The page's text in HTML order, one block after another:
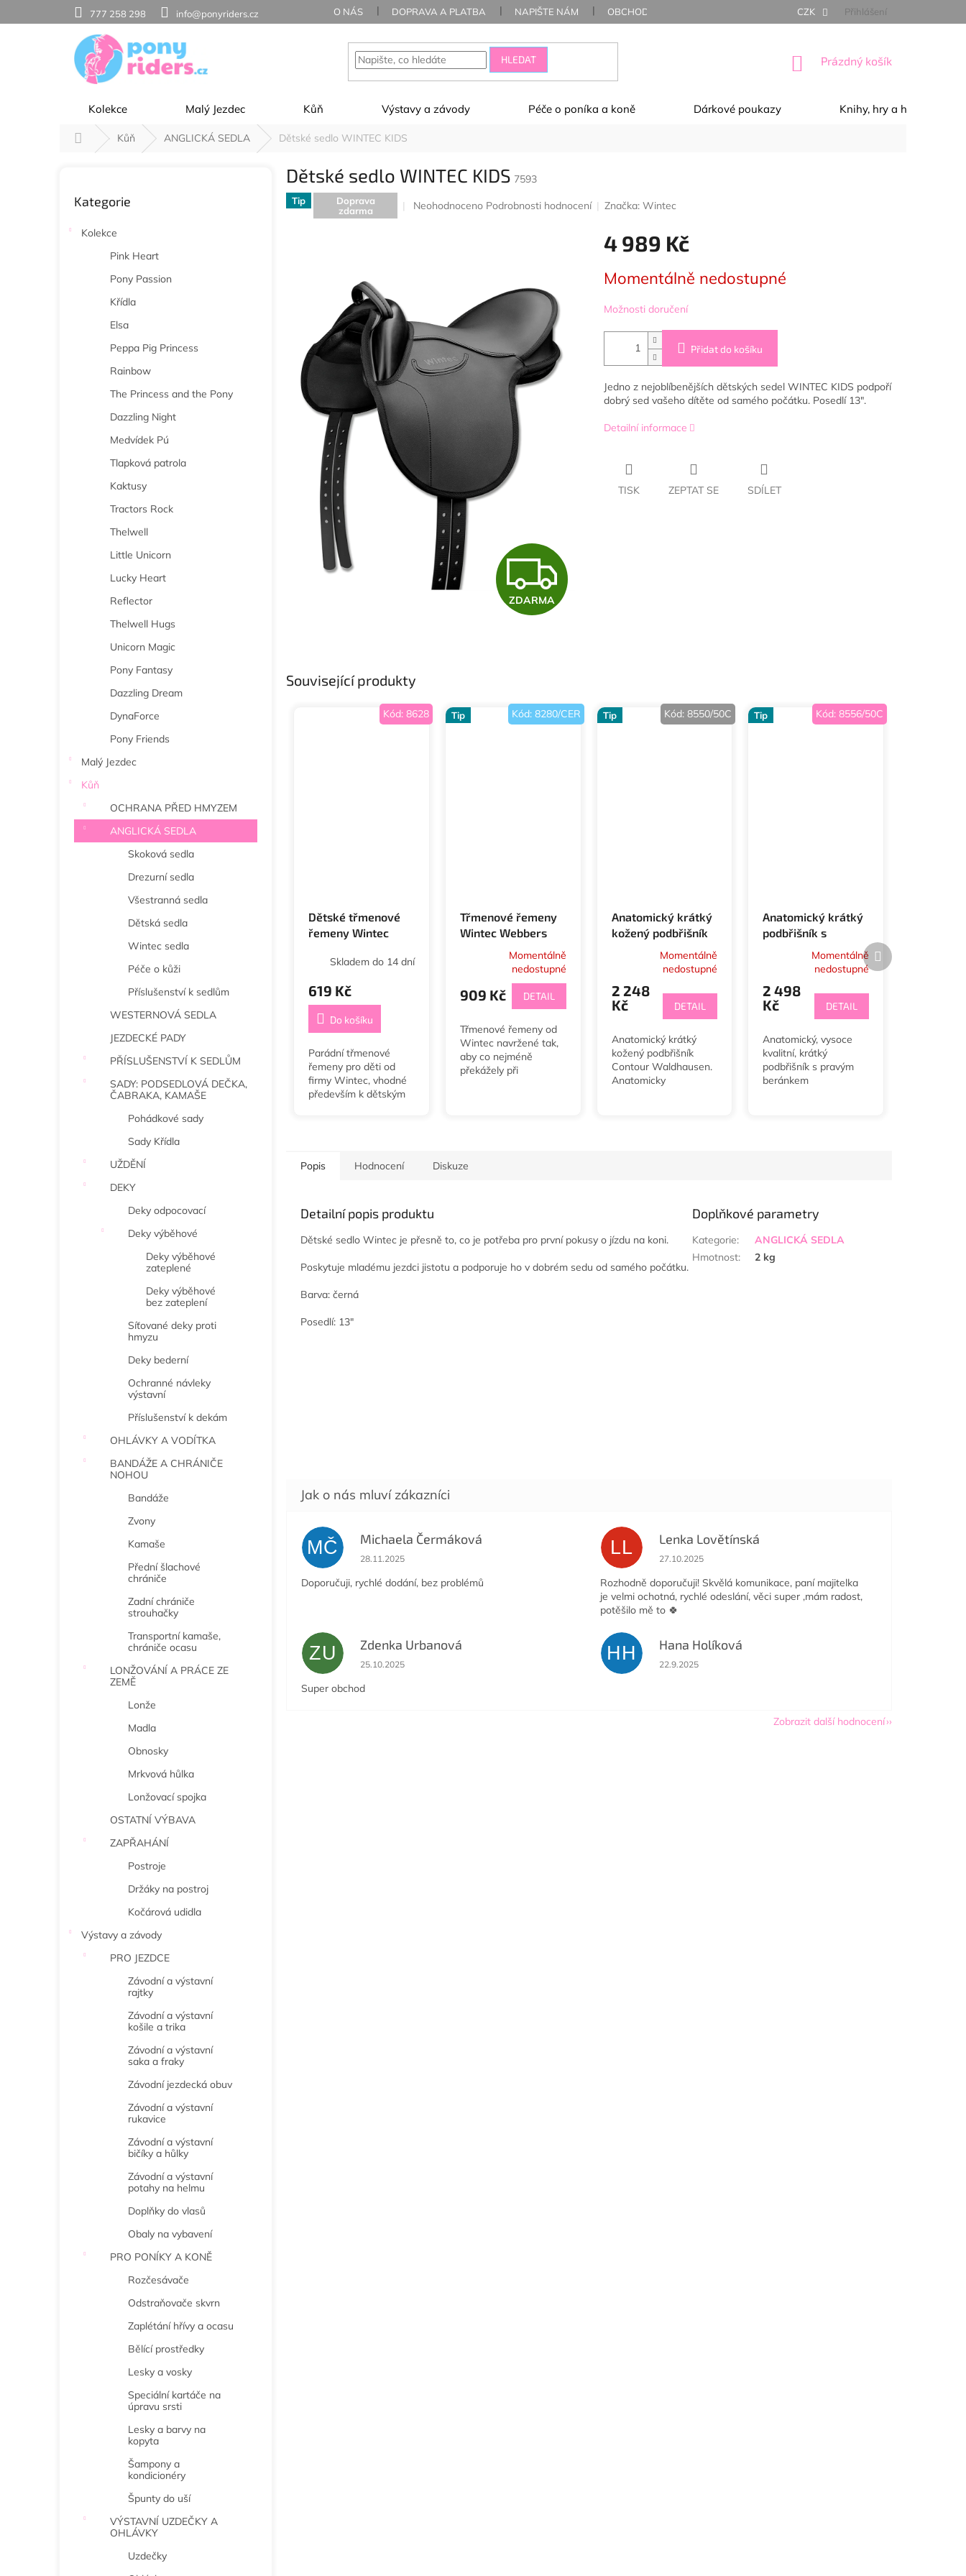
777 258 298 info@ponyriders.cz O NÁS DOPRAVA A PLATBA NAPIŠTE NÁM OBCHODNÍ PODMÍNKY OCHRANA OSOBNÍCH ÚDAJŮ
CZK Přihlášení
HLEDAT
NÁKUPNÍ
Prázdný košík
Kolekce Malý Jezdec Kůň Výstavy a závody Péče o poníka a koně Dárkové poukazy Knihy, hry a hračky
Domů Kůň ANGLICKÁ SEDLA Dětské sedlo WINTEC KIDS
kategorie
Kategorie
Kolekce
Pink Heart
Pony Passion
Křídla
Elsa
Peppa Pig Princess
Rainbow
The Princess and the Pony
Dazzling Night
Medvídek Pú
Tlapková patrola
Kaktusy
Tractors Rock
Thelwell
Little Unicorn
Lucky Heart
Reflector
Thelwell Hugs
Unicorn Magic
Pony Fantasy
Dazzling Dream
DynaForce
Pony Friends
Malý Jezdec
Kůň
OCHRANA PŘED HMYZEM
ANGLICKÁ SEDLA
Skoková sedla
Drezurní sedla
Všestranná sedla
Dětská sedla
Wintec sedla
Péče o kůži
Příslušenství k sedlům
WESTERNOVÁ SEDLA
JEZDECKÉ PADY
PŘÍSLUŠENSTVÍ K SEDLŮM
SADY: PODSEDLOVÁ DEČKA,
ČABRAKA, KAMAŠE
Pohádkové sady
Sady Křídla
UŽDĚNÍ
DEKY
Deky odpocovací
Deky výběhové
Deky výběhové
zateplené
Deky výběhové
bez zateplení
Síťované deky proti
hmyzu
Deky bederní
Ochranné návleky
výstavní
Příslušenství k dekám
OHLÁVKY A VODÍTKA
BANDÁŽE A CHRÁNIČE
NOHOU
Bandáže
Zvony
Kamaše
Přední šlachové
chrániče
Zadní chrániče
strouhačky
Transportní kamaše,
chrániče ocasu
LONŽOVÁNÍ A PRÁCE ZE
ZEMĚ
Lonže
Madla
Obnosky
Mrkvová hůlka
Lonžovací spojka
OSTATNÍ VÝBAVA
ZAPŘAHÁNÍ
Postroje
Držáky na postroj
Kočárová udidla
Výstavy a závody
PRO JEZDCE
Závodní a výstavní
rajtky
Závodní a výstavní
košile a trika
Závodní a výstavní
saka a fraky
Závodní jezdecká obuv
Závodní a výstavní
rukavice
Závodní a výstavní
bičíky a hůlky
Závodní a výstavní
potahy na helmu
Doplňky do vlasů
Obaly na vybavení
PRO PONÍKY A KONĚ
Rozčesávače
Odstraňovače skvrn
Zaplétání hřívy a ocasu
Bělící prostředky
Lesky a vosky
Speciální kartáče na
úpravu srsti
Lesky a barvy na
kopyta
Šampony a
kondicionéry
Špunty do uší
VÝSTAVNÍ UZDEČKY A
OHLÁVKY
Uzdečky
Dětské sedlo WINTEC KIDS 7593
Tip
Doprava
zdarma
Průměrné
Neohodnoceno Podrobnosti hodnocení Značka: Wintec
Z
D
R
ZDARMA
4 989 Kč
cena:
Momentálně nedostupné
Možnosti doručení
Přidat do košíku
Jedno z nejoblíbenějších dětských sedel WINTEC KIDS podpoří
dobrý sed vašeho dítěte od samého počátku. Posedlí 13".
Detailní informace
TISK ZEPTAT SE SDÍLET
Související produkty
Dětské třmenové
řemeny Wintec
Skladem do 14 dní
619 Kč
Do košíku
Parádní třmenové
řemeny pro děti od
firmy Wintec, vhodné
především k dětským
Kód: 8628 Tip
Třmenové řemeny
Wintec Webbers
Momentálně
nedostupné
909 Kč DETAIL
Třmenové řemeny od
Wintec navržené tak,
aby co nejméně
překážely při
Kód: 8280/CER Tip
Anatomický krátký
kožený podbřišník
Waldhausen
Momentálně
nedostupné
2 248
Kč
DETAIL
Anatomický krátký
kožený podbřišník
Contour Waldhausen.
Anatomicky
Kód:8550/50C Tip
Anatomický krátký
podbřišník s
Waldhausen
Momentálně
nedostupné
2 498
Kč
DETAIL
Anatomický, vysoce
kvalitní, krátký
podbřišník s pravým
beránkem
Kód: 8556/50C
Další
produkt
Popis Hodnocení Diskuze
Detailní popis produktu
Dětské sedlo Wintec je přesně to, co je potřeba pro první pokusy o jízdu na koni.
Poskytuje mladému jezdci jistotu a podporuje ho v dobrém sedu od samého počátku.
Barva: černá
Posedlí: 13"
Doplňkové parametry
Kategorie:
ANGLICKÁ SEDLA
Hmotnost: 2 kg
MČ Michaela Čermáková
Hodnocení obchodu je 5 z 5 hvězdiček.
28.11.2025
Doporučuji, rychlé dodání, bez problémů
LL Lenka Lovětínská
Hodnocení obchodu je 5 z 5 hvězdiček.
27.10.2025
Rozhodně doporučuji! Skvělá komunikace, paní majitelka
je velmi ochotná, rychlé odeslání, věci super ,mám radost,
potěšilo mě to 🍀
ZU Zdenka Urbanová
Hodnocení obchodu je 5 z 5 hvězdiček.
25.10.2025
Super obchod
HH Hana Holíková
Hodnocení obchodu je 5 z 5 hvězdiček.
22.9.2025
Zobrazit další hodnocení